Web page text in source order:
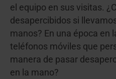
el equipo en sus visitas.
desapercibidos si
manos? En una época en
teléfonos móviles que
manera de pasar
en la mano?